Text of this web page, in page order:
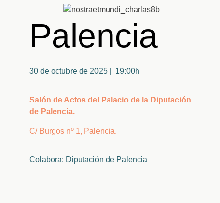
Palencia
30 de octubre de 2025 | 19:00h
Salón de Actos del Palacio de la Diputación
de Palencia.
C/ Burgos nº 1, Palencia.
Colabora: Diputación de Palencia